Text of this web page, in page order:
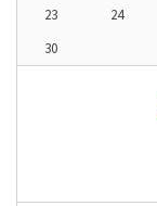
23
24
30